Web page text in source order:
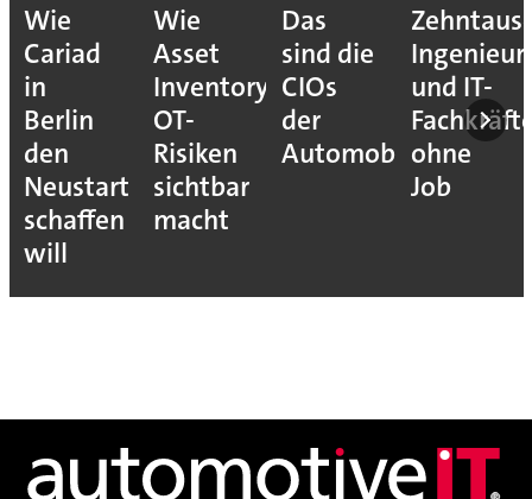
Wie
Cariad
in
Berlin
den
Neustart
schaffen
will
Wie
Asset
Inventory
OT-
Risiken
sichtbar
macht
Das
sind die
CIOs
der
Automobilindustrie
und IT-
ohne
Job